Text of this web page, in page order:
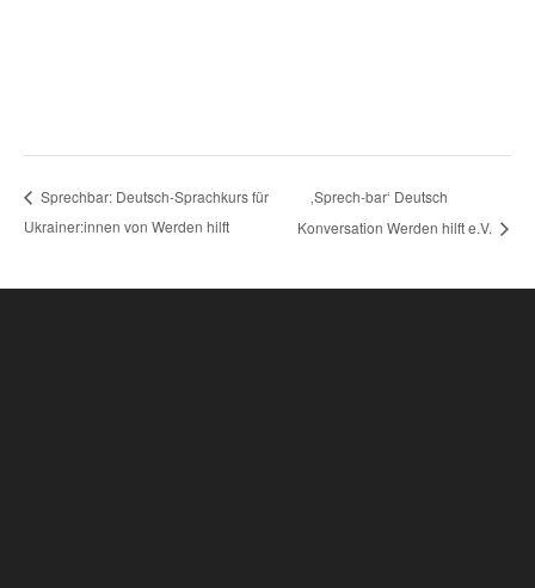
Sprechbar: Deutsch-Sprachkurs für
Ukrainer:innen von Werden hilft
‚Sprech-bar‘ Deutsch
Konversation Werden hilft e.V.